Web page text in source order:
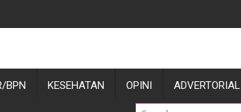
Apel Gelar
BPN KESEHATAN OPINI ADVERTORIAL